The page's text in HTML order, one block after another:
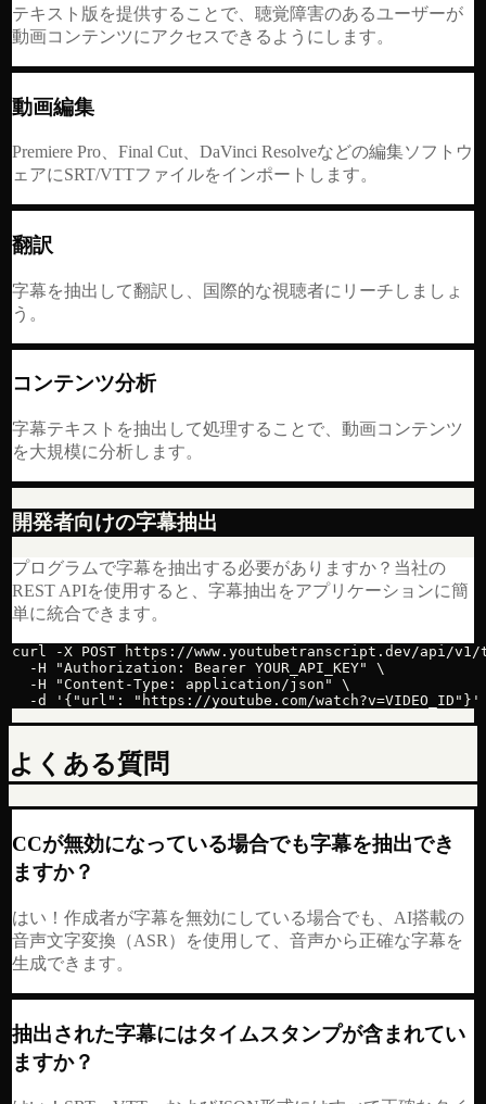
テキスト版を提供することで、聴覚障害のあるユーザーが
動画コンテンツにアクセスできるようにします。
動画編集
Premiere Pro、Final Cut、DaVinci Resolveなどの編集ソフトウ
ェアにSRT/VTTファイルをインポートします。
翻訳
字幕を抽出して翻訳し、国際的な視聴者にリーチしましょ
う。
コンテンツ分析
字幕テキストを抽出して処理することで、動画コンテンツ
を大規模に分析します。
開発者向けの字幕抽出
プログラムで字幕を抽出する必要がありますか？当社の
REST APIを使用すると、字幕抽出をアプリケーションに簡
単に統合できます。
curl -X POST https://www.youtubetranscript.dev/api/
  -H "Authorization: Bearer YOUR_API_KEY" \
  -H "Content-Type: application/json" \
  -d '{"url": "https://youtube.com/watch?v=VIDEO_ID"}'
よくある質問
CCが無効になっている場合でも字幕を抽出でき
ますか？
はい！作成者が字幕を無効にしている場合でも、AI搭載の
音声文字変換（ASR）を使用して、音声から正確な字幕を
生成できます。
抽出された字幕にはタイムスタンプが含まれてい
ますか？